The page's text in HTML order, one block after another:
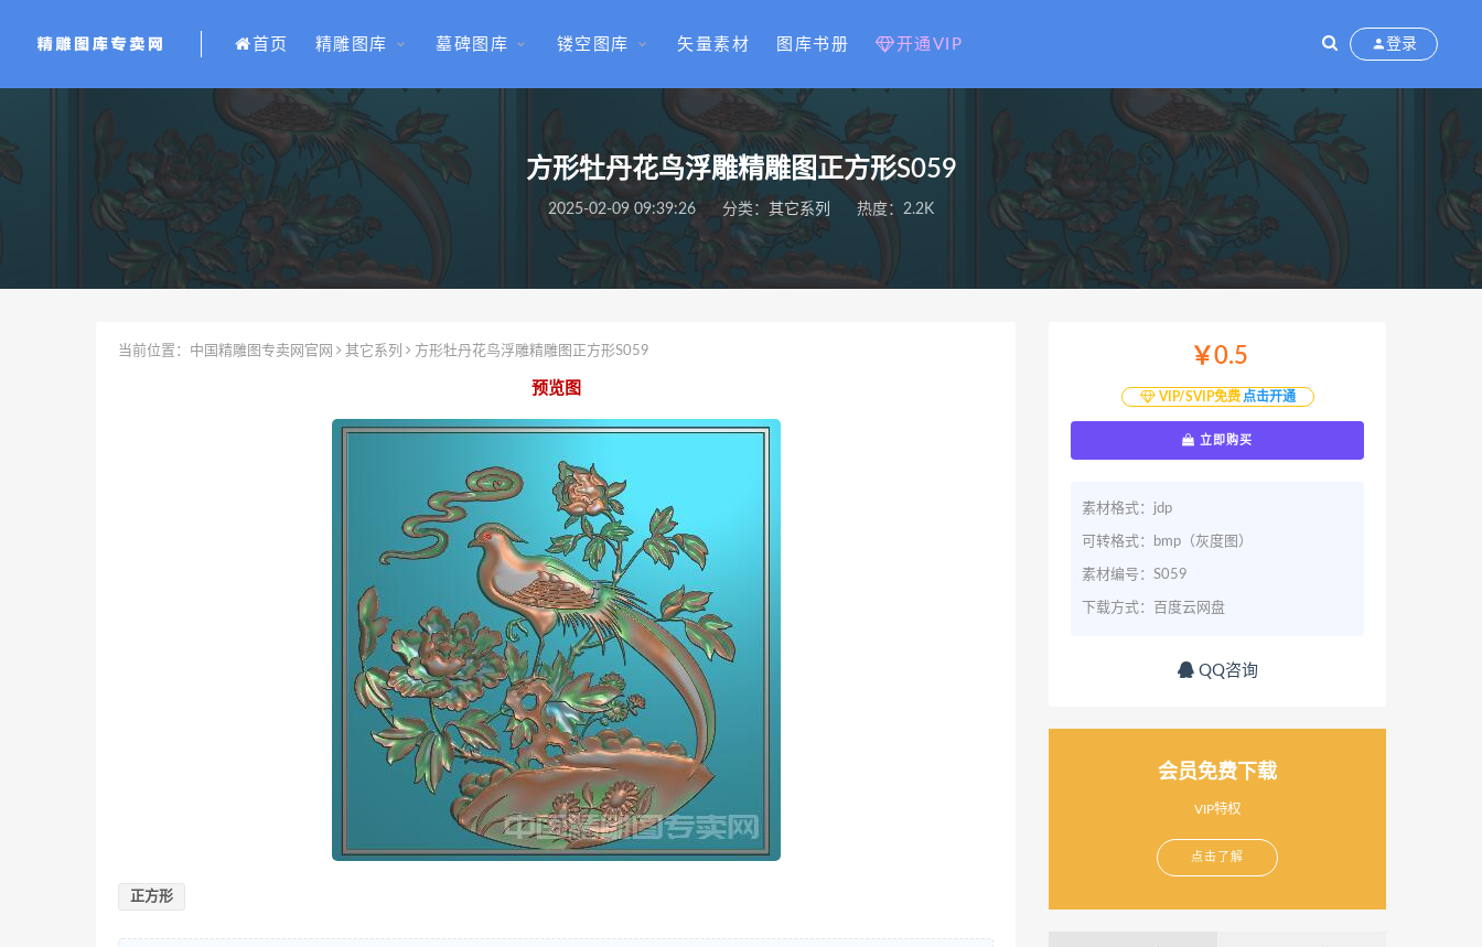
首页 精雕图库 墓碑图库 镂空图库 矢量素材 图库书册 开通VIP 登录
方形牡丹花鸟浮雕精雕图正方形S059
2025-02-09 09:39:26 分类： 其它系列 热度：2.2K
当前位置： 中国精雕图专卖网官网 其它系列 方形牡丹花鸟浮雕精雕图正方形S059
预览图
正方形
￥0.5
VIP/SVIP免费 点击开通
立即购买
素材格式：jdp
可转格式：bmp（灰度图）
素材编号：S059
下载方式：百度云网盘
QQ咨询
会员免费下载
VIP特权
点击了解